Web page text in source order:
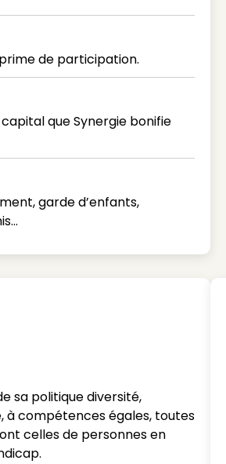
de participation.
que Synergie bonifie
garde d’enfants,
sa politique diversité,
à compétences égales, toutes
celles de personnes en